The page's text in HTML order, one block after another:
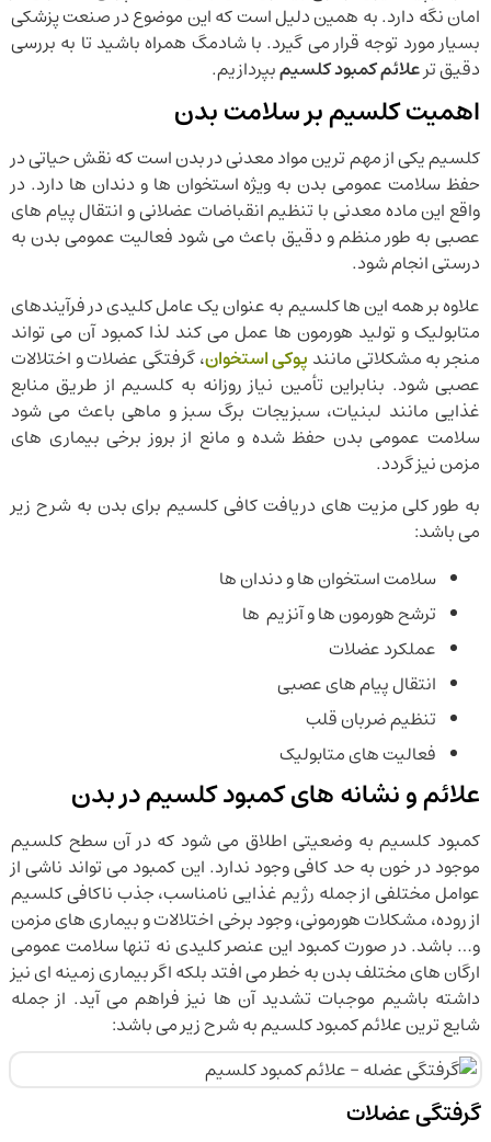
امان نگه دارد. به همین دلیل است که این موضوع در صنعت پزشکی
بسیار مورد توجه قرار می گیرد. با شادمگ همراه باشید تا به بررسی
دقیق ترعلائم کمبود کلسیمبپردازیم.
اهمیت کلسیم بر سلامت بدن
کلسیم یکی از مهم ترین مواد معدنی در بدن است که نقش حیاتی در
حفظ سلامت عمومی بدن به ویژه استخوان ها و دندان ها دارد. در
واقع این ماده معدنی با تنظیم انقباضات عضلانی و انتقال پیام های
عصبی به طور منظم و دقیق باعث می شود فعالیت عمومی بدن به
درستی انجام شود.
علاوه بر همه این ها کلسیم به عنوان یک عامل کلیدی در فرآیندهای
متابولیک و تولید هورمون ها عمل می کند لذا کمبود آن می تواند
منجر به مشکلاتی مانند پوکی استخوان، گرفتگی عضلات و اختلالات
عصبی شود. بنابراین تأمین نیاز روزانه به کلسیم از طریق منابع
غذایی مانند لبنیات، سبزیجات برگ سبز و ماهی باعث می شود
سلامت عمومی بدن حفظ شده و مانع از بروز برخی بیماری های
مزمن نیز گردد.
به طور کلی مزیت های دریافت کافی کلسیم برای بدن به شرح زیر
می باشد:
سلامت استخوان ها و دندان ها
ترشح هورمون ها و آنزیم ها
عملکرد عضلات
انتقال پیام های عصبی
تنظیم ضربان قلب
فعالیت های متابولیک
علائم و نشانه های کمبود کلسیم در بدن
کمبود کلسیم به وضعیتی اطلاق می شود که در آن سطح کلسیم
موجود در خون به حد کافی وجود ندارد. این کمبود می تواند ناشی از
عوامل مختلفی از جمله رژیم غذایی نامناسب، جذب ناکافی کلسیم
از روده، مشکلات هورمونی، وجود برخی اختلالات و بیماری های مزمن
و… باشد. در صورت کمبود این عنصر کلیدی نه تنها سلامت عمومی
ارگان های مختلف بدن به خطر می افتد بلکه اگر بیماری زمینه ای نیز
داشته باشیم موجبات تشدید آن ها نیز فراهم می آید. از جمله
شایع ترین علائم کمبود کلسیم به شرح زیر می باشد:
گرفتگی عضلات